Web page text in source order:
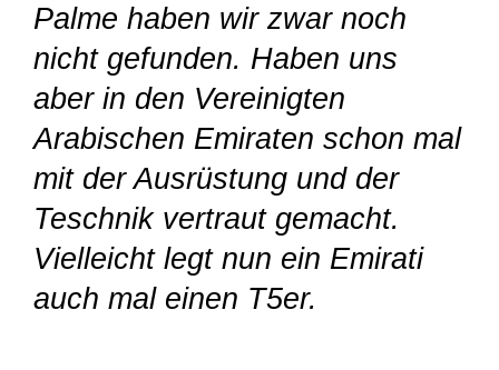
Palme haben wir zwar noch
nicht gefunden. Haben uns
aber in den Vereinigten
Arabischen Emiraten schon mal
mit der Ausrüstung und der
Teschnik vertraut gemacht.
Vielleicht legt nun ein Emirati
auch mal einen T5er.